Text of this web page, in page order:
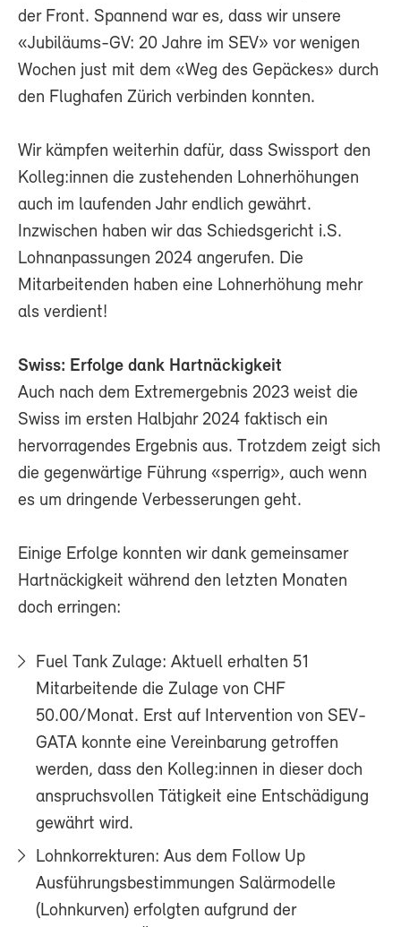
der Front. Spannend war es, dass wir unsere
«Jubiläums-GV: 20 Jahre im SEV» vor wenigen
Wochen just mit dem «Weg des Gepäckes» durch
den Flughafen Zürich verbinden konnten.
Wir kämpfen weiterhin dafür, dass Swissport den
Kolleg:innen die zustehenden Lohnerhöhungen
auch im laufenden Jahr endlich gewährt.
Inzwischen haben wir das Schiedsgericht i.S.
Lohnanpassungen 2024 angerufen. Die
Mitarbeitenden haben eine Lohnerhöhung mehr
als verdient!
Swiss: Erfolge dank Hartnäckigkeit
Auch nach dem Extremergebnis 2023 weist die
Swiss im ersten Halbjahr 2024 faktisch ein
hervorragendes Ergebnis aus. Trotzdem zeigt sich
die gegenwärtige Führung «sperrig», auch wenn
es um dringende Verbesserungen geht.
Einige Erfolge konnten wir dank gemeinsamer
Hartnäckigkeit während den letzten Monaten
doch erringen:
Fuel Tank Zulage: Aktuell erhalten 51
Mitarbeitende die Zulage von CHF
50.00/Monat. Erst auf Intervention von SEV-
GATA konnte eine Vereinbarung getroffen
werden, dass den Kolleg:innen in dieser doch
anspruchsvollen Tätigkeit eine Entschädigung
gewährt wird.
Lohnkorrekturen: Aus dem Follow Up
Ausführungsbestimmungen Salärmodelle
(Lohnkurven) erfolgten aufgrund der